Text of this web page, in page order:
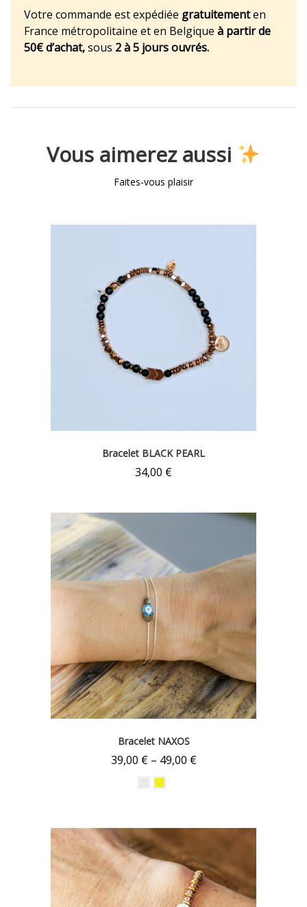
Votre commande est expédiée gratuitementen
France métropolitaine et en Belgique à partir de
50€ d’achat,sous 2 à 5 jours ouvrés.
Vous aimerez aussi
Faites-vous plaisir
Bracelet BLACK PEARL
34,00 €
Bracelet NAXOS
39,00 €– 49,00 €